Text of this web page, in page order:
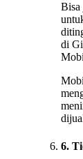
Bisa
di
6.